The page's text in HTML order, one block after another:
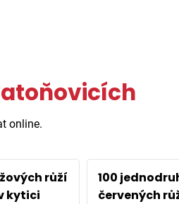
online.
růží
kytici
100
červených